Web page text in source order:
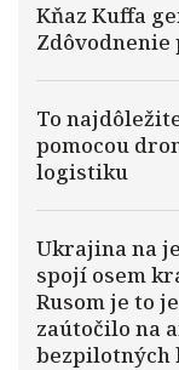
Kňaz Kuffa
Zdôvodnenie
To
pomocou
logistiku
Ukrajina na
spojí osem
Rusom je to
zaútočilo na